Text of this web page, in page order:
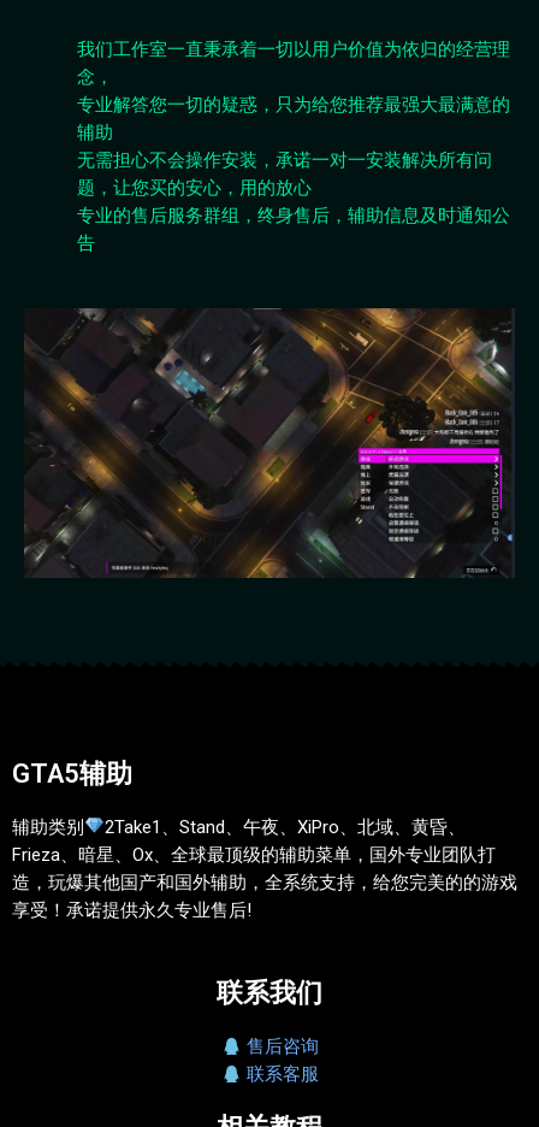
我们工作室一直秉承着一切以用户价值为依归的经营理
念，
专业解答您一切的疑惑，只为给您推荐最强大最满意的
辅助
无需担心不会操作安装，承诺一对一安装解决所有问
题，让您买的安心，用的放心
专业的售后服务群组，终身售后，辅助信息及时通知公
告
GTA5辅助
辅助类别
2Take1、Stand、午夜、XiPro、北域、黄昏、
Frieza、暗星、Ox、全球最顶级的辅助菜单，国外专业团队打
造，玩爆其他国产和国外辅助，全系统支持，给您完美的的游戏
享受！承诺提供永久专业售后!
联系我们
售后咨询
联系客服